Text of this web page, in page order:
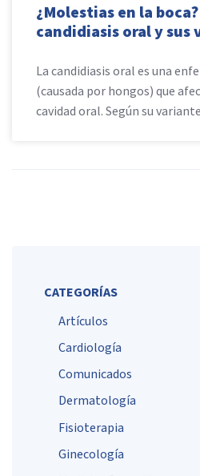
¿Molestias en la
candidiasis oral y sus
La candidiasis oral es una
(causada por hongos) que
cavidad oral. Según su
CATEGORÍAS
Artículos
Cardiología
Comunicados
Dermatología
Fisioterapia
Ginecología